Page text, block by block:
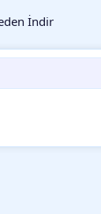
İndir